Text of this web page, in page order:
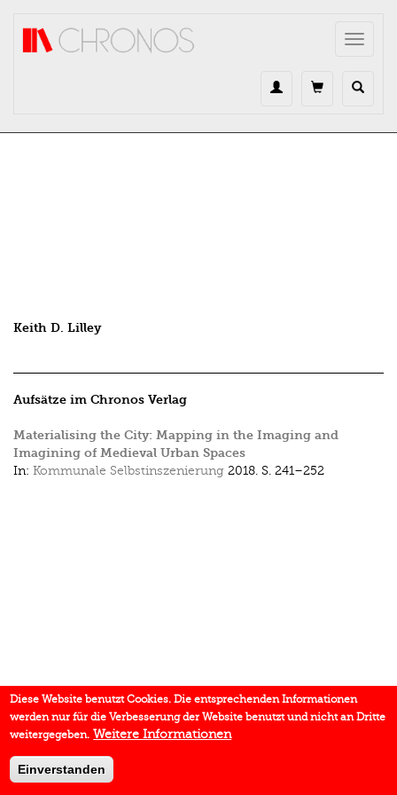
Toggle
Keith D. Lilley
Aufsätze im Chronos Verlag
Materialising the City: Mapping in the Imaging and
Imagining of Medieval Urban Spaces
In: Kommunale Selbstinszenierung 2018. S. 241–252
Diese Website benutzt Cookies. Die entsprechenden Informationen
werden nur für die Verbesserung der Website benutzt und nicht an Dritte
weitergegeben. Weitere Informationen
Einverstanden